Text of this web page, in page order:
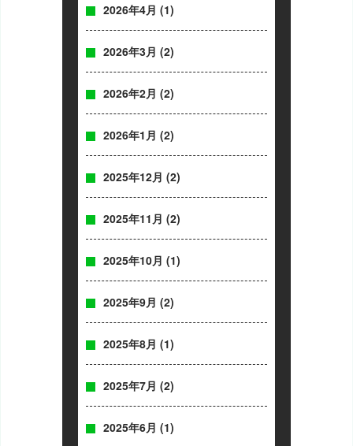
2026年4月 (1)
2026年3月 (2)
2026年2月 (2)
2026年1月 (2)
2025年12月 (2)
2025年11月 (2)
2025年10月 (1)
2025年9月 (2)
2025年8月 (1)
2025年7月 (2)
2025年6月 (1)